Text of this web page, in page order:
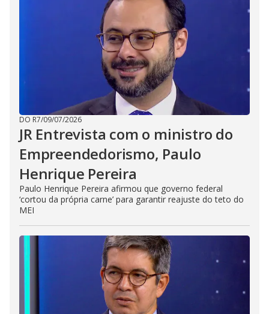
DO R7/09/07/2026
JR Entrevista com o ministro do
Empreendedorismo, Paulo
Henrique Pereira
Paulo Henrique Pereira afirmou que governo federal
‘cortou da própria carne’ para garantir reajuste do teto do
MEI